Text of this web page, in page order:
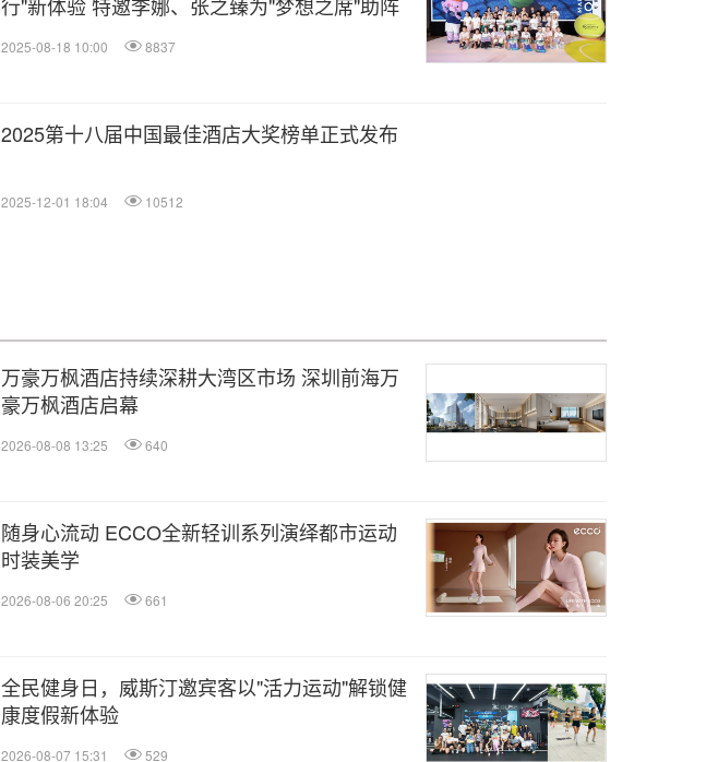
2025-08-18 10:00 8837
2025第十八届中国最佳酒店大奖榜单正式发布
2025-12-01 18:04 10512
万豪万枫酒店持续深耕大湾区市场 深圳前海万
豪万枫酒店启幕
2026-08-08 13:25 640
随身心流动 ECCO全新轻训系列演绎都市运动
时装美学
2026-08-06 20:25 661
全民健身日，威斯汀邀宾客以"活力运动"解锁健
康度假新体验
2026-08-07 15:31 529